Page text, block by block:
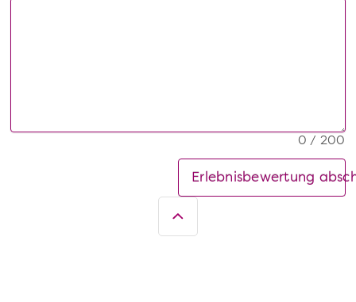
0 / 200
Erlebnisbewertung